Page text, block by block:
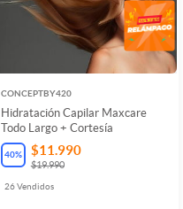
CONCEPTBY420
Hidratación Capilar Maxcare
Todo Largo + Cortesía
40% $11.990
$19.990
26Vendidos